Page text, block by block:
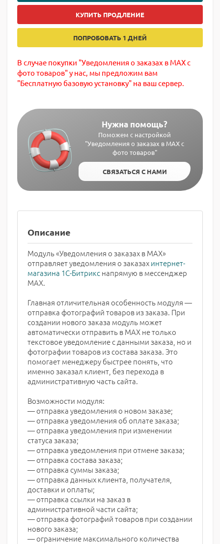
КУПИТЬ ПРОДЛЕНИЕ
ПОПРОБОВАТЬ 1 ДНЕЙ
В случае покупки "Уведомления о заказах в MAX с
фото товаров" у нас, мы предложим вам
"Бесплатную базовую установку" на ваш сервер.
Нужна помощь?
Поможем с настройкой
"Уведомления о заказах в MAX с
фото товаров"
СВЯЗАТЬСЯ С НАМИ
Описание
Модуль «Уведомления о заказах в MAX»
отправляет уведомления о заказахинтернет-
магазина 1С-Битрикснапрямую в мессенджер
MAX.
Главная отличительная особенность модуля —
отправка фотографий товаров из заказа. При
создании нового заказа модуль может
автоматически отправить в MAX не только
текстовое уведомление с данными заказа, но и
фотографии товаров из состава заказа. Это
помогает менеджеру быстрее понять, что
именно заказал клиент, без перехода в
административную часть сайта.
Возможности модуля:
— отправка уведомления о новом заказе;
— отправка уведомления об оплате заказа;
— отправка уведомления при изменении
статуса заказа;
— отправка уведомления при отмене заказа;
— отправка состава заказа;
— отправка суммы заказа;
— отправка данных клиента, получателя,
доставки и оплаты;
— отправка ссылки на заказ в
административной части сайта;
— отправка фотографий товаров при создании
нового заказа;
— ограничение максимального количества